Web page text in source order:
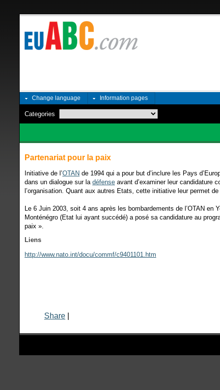
Change language Information pages
Categories
Partenariat pour la paix
Initiative de l’OTAN de 1994 qui a pour but d’inclure les Pays
dans un dialogue sur la défense avant d’examiner leur candidature
l’organisation. Quant aux autres Etats, cette initiative leur permet de
Le 6 Juin 2003, soit 4 ans après les bombardements de l’OTAN en
Monténégro (Etat lui ayant succédé) a posé sa candidature au
paix ».
Liens
http://www.nato.int/docu/commf/c9401101.htm
Share